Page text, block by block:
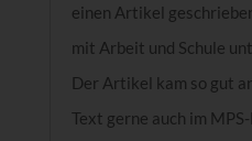
einen Artikel
mit Arbeit und Schule
Der Artikel kam so gut
Text gerne auch im